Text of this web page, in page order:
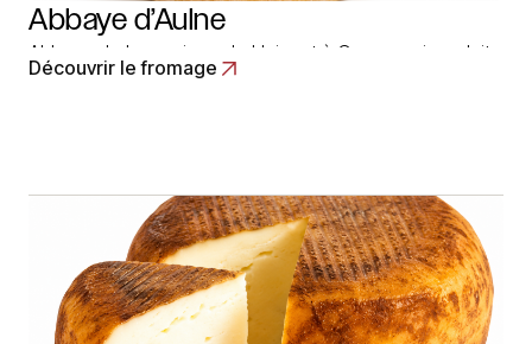
Abbaye d’Aulne
Abbaye de la province de Hainaut à Gozee qui produit
un fromage à pâte pressée non cuite avec du lait
différentes pour… Read More
Découvrir le fromage